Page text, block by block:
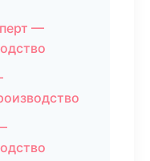
—